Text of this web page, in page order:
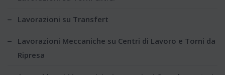
Lavorazioni su Transfert
Lavorazioni Meccaniche su Centri di Lavoro e Torni da
Ripresa